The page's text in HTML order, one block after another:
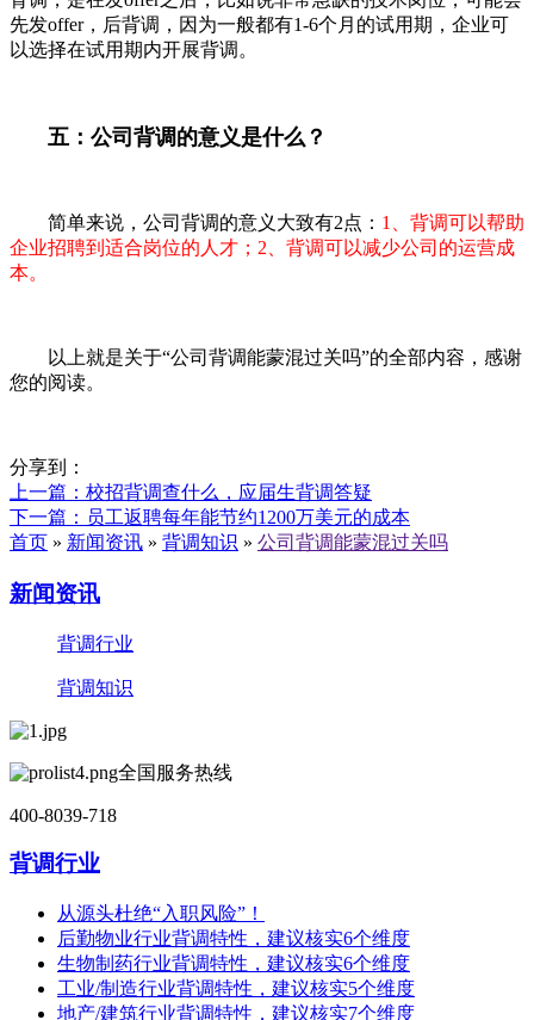
先发offer，后背调，因为一般都有1-6个月的试用期，企业可
以选择在试用期内开展背调。
五：公司背调的意义是什么？
简单来说，公司背调的意义大致有2点： 1、背调可以帮助
企业招聘到适合岗位的人才；2、背调可以减少公司的运营成
本。
以上就是关于“公司背调能蒙混过关吗”的全部内容，感谢
您的阅读。
分享到：
上一篇 ：校招背调查什么，应届生背调答疑
下一篇 ：员工返聘每年能节约1200万美元的成本
首页 » 新闻资讯 » 背调知识 » 公司背调能蒙混过关吗
新闻资讯
背调行业
背调知识
全国服务热线
400-8039-718
背调行业
从源头杜绝“入职风险”！
后勤物业行业背调特性，建议核实6个维度
生物制药行业背调特性，建议核实6个维度
工业/制造行业背调特性，建议核实5个维度
地产/建筑行业背调特性，建议核实7个维度